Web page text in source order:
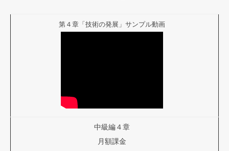
第４章「技術の発展」サンプル動画
中級編４章
月額課金